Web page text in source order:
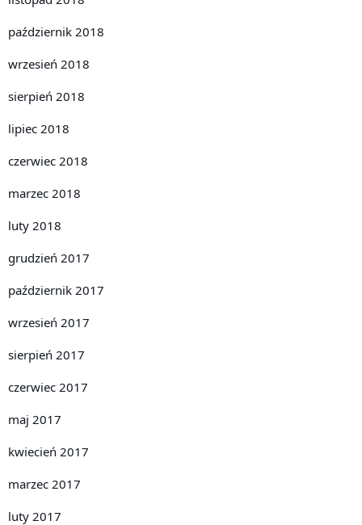
październik 2018
wrzesień 2018
sierpień 2018
lipiec 2018
czerwiec 2018
marzec 2018
luty 2018
grudzień 2017
październik 2017
wrzesień 2017
sierpień 2017
czerwiec 2017
maj 2017
kwiecień 2017
marzec 2017
luty 2017